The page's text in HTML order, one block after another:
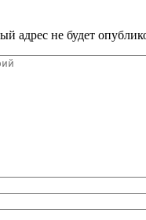
адрес не будет